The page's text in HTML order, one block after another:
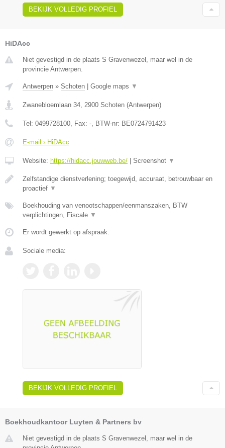
BEKIJK VOLLEDIG PROFIEL
HiDAcc
Niet gevestigd in de plaats S Gravenwezel, maar wel in de
provincie Antwerpen.
Antwerpen » Schoten Google maps ▼
Zwanebloemlaan 34, 2900 Schoten (Antwerpen)
Tel: 0499728100, Fax: -, BTW-nr: BE0724791423
E-mail › HiDAcc
Website: https://hidacc.jouwweb.be/ Screenshot ▼
Zelfstandige dienstverlening; toegewijd, accuraat, betrouwbaar en
proactief ▼
Boekhouding van venootschappen/eenmanszaken, BTW
verplichtingen, Fiscale ▼
Er wordt gewerkt op afspraak.
Sociale media:
BEKIJK VOLLEDIG PROFIEL
Boekhoudkantoor Luyten & Partners bv
Niet gevestigd in de plaats S Gravenwezel, maar wel in de